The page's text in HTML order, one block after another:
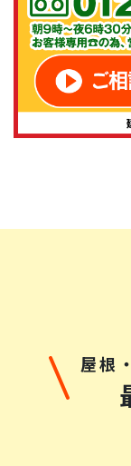
山下稜平様
2025/5/21
総合評価：
hatu ichi様
こちらの会社
は、人生で何
するのかは、あ
うかが分かるの
屋根